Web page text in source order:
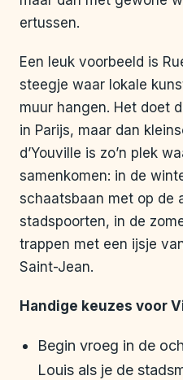
ertussen.
Een leuk voorbeeld is
steegje waar lokale
muur hangen. Het doet
in Parijs, maar dan
d’Youville is zo’n plek
samenkomen: in de
schaatsbaan met op de
stadspoorten, in de
trappen met een ijsje
Saint-Jean.
Handige keuzes voor
Begin vroeg in de
Louis als je de